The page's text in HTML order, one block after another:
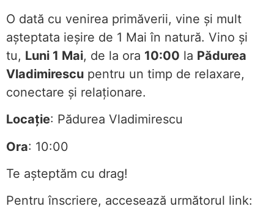
O dată cu venirea primăverii, vine și mult
așteptata ieșire de 1 Mai în natură. Vino și
tu, Luni 1 Mai, de la ora 10:00 la Pădurea
Vladimirescu pentru un timp de relaxare,
conectare și relaționare.
Locație: Pădurea Vladimirescu
Ora: 10:00
Te așteptăm cu drag!
Pentru înscriere, accesează următorul link: